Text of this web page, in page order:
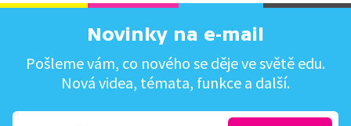
Novinky na e-mail
Pošleme vám, co nového se děje ve světě edu.
Nová videa, témata, funkce a další.